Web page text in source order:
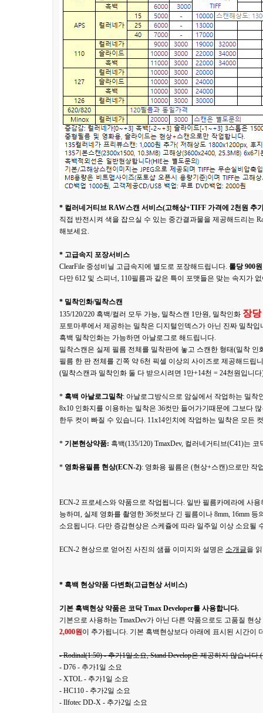
* 컬러네거티브 RAW스캔 서비스(고해상+TIFF 가격에 2천원 추
직접 반전시켜 색을 잡으실 수 있는 중간결과물을 제공해드리는
해보세요.
* 고급속지 포장서비스
ClearFile 중성비닐 고급속지에 별도로 포장해드립니다. 롤당 900원
다만 612 및 스피너, 110필름과 같은 특이 포맷들은 맞는 속지가
* 밀착인화/밀착스캔
135/120/220 흑백/컬러 모두 가능, 밀착스캔 1만원, 밀착인화 장
포토마루에서 제공하는 밀착은 디지털인덱스가 아닌 진짜 밀착입
흑백 밀착인화는 가능하면 아날로그로 해드립니다.
밀착스캔은 실제 필름 전체를 밀착판에 놓고 스캔한 형태(밀착
필름 한 판 전체를 긴쪽 약 6천 픽셀 이상의 사이즈로 제공해드립
(밀착스캔과 밀착인화 둘 다 받으시려면 1만+14천 = 24천원입니다
* 흑백 아날로그밀착: 아날로그방식으로 암실에서 작업하는 밀착
8x10 인화지를 이용하는 밀착은 36컷만 들어가기때문에 그보다
한두 컷이 빠질 수 있습니다. 11x14인치에 작업하는 밀착은 모든
* 기본현상약품: 흑백(135/120) TmaxDev, 컬러네거티브(C41)는
* 영화용필름 현상(ECN-2): 영화용 필름은 (현상+스캔)으로만 작
ECN-2 프로세스와 약품으로 작업됩니다. 일반 필름카메라에 사
능하며, 실제 영화를 촬영한 36컷보다 긴 필름이나 8mm, 16mm
소요됩니다. 다만 증감현상은 스케쥴에 따라 일주일 이상 소요될
ECN-2 현상으로 얻어진 사진의 샘플 이미지와 설명은 소개글을
* 흑백 현상약품 다변화(고급현상 서비스)
기본 흑백현상 약품은 코닥 Tmax Developer를 사용합니다.
기본으로 사용하는 TmaxDev가 아닌 다른 약품으로도 고품질 현
2,000원이 추가됩니다. 기본 흑백현상보다 아래에 표시된 시간이
- Rodinal(1:50) - 추가1일소요, Stand Develop은 제공하지 않습니
- D76 - 추가1일 소요
- XTOL - 추가1일 소요
- HC110 - 추가2일 소요
- Ilfotec DD-X - 추가2일 소요